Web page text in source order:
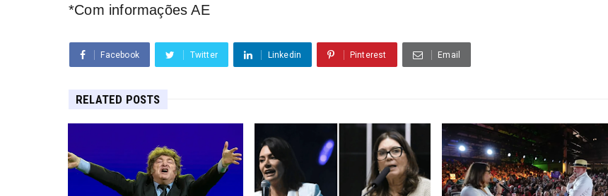
*Com informações AE
Facebook Twitter Linkedin Pinterest Email
RELATED POSTS